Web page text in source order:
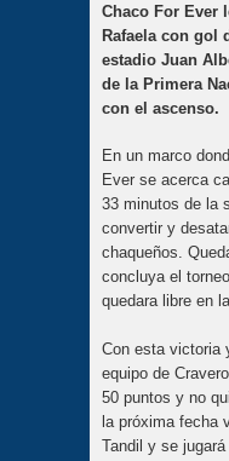
Chaco For Ever
Rafaela con gol
estadio Juan
de la Primera
con el ascenso.
En un marco
Ever se acerca
33 minutos de la
convertir y
chaqueños.
concluya el
quedara libre en
Con esta victoria
equipo de
50 puntos y no
la próxima fecha
Tandil y se